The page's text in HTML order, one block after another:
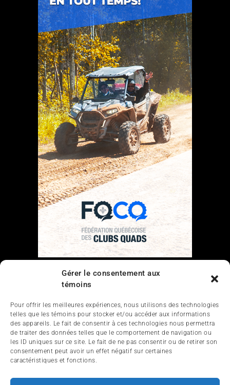
Gérer le consentement aux
témoins
Pour offrir les meilleures expériences, nous utilisons des technologies
telles que les témoins pour stocker et/ou accéder aux informations
des appareils. Le fait de consentir à ces technologies nous permettra
de traiter des données telles que le comportement de navigation ou
les ID uniques sur ce site. Le fait de ne pas consentir ou de retirer son
consentement peut avoir un effet négatif sur certaines
caractéristiques et fonctions.
Nous contacter